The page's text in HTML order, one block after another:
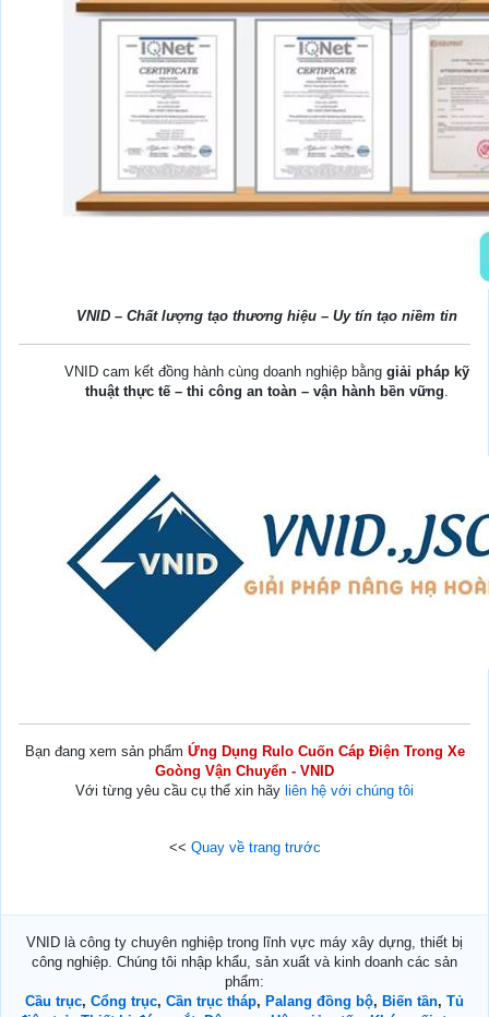
VNID – Chất lượng tạo thương hiệu – Uy tín tạo niềm tin
VNID cam kết đồng hành cùng doanh nghiệp bằng giải pháp kỹ
thuật thực tế – thi công an toàn – vận hành bền vững.
Bạn đang xem sản phẩm Ứng Dụng Rulo Cuốn Cáp Điện Trong Xe
Goòng Vận Chuyển - VNID
Với từng yêu cầu cụ thể xin hãy liên hệ với chúng tôi
<< Quay về trang trước
VNID là công ty chuyên nghiệp trong lĩnh vực máy xây dựng, thiết bị
công nghiệp. Chúng tôi nhập khẩu, sản xuất và kinh doanh các sản
phẩm:
Cầu trục, Cổng trục, Cần trục tháp, Palang đồng bộ, Biến tần, Tủ